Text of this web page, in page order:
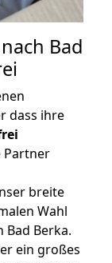
Bad
dass ihre
Partner
breite
Wahl
Berka.
ein großes